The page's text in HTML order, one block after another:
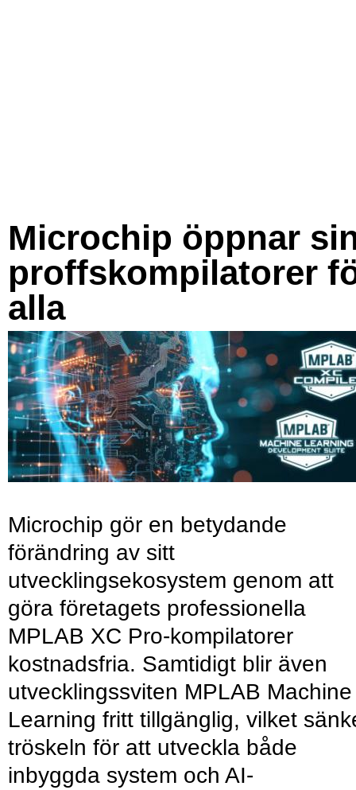
Microchip öppnar
proffskompilatorer
alla
Microchip gör en betydande
förändring av sitt
utvecklingsekosystem genom att
göra företagets professionella
MPLAB XC Pro-kompilatorer
kostnadsfria. Samtidigt blir även
utvecklingssviten MPLAB Machine
Learning fritt tillgänglig, vilket
tröskeln för att utveckla både
inbyggda system och AI-